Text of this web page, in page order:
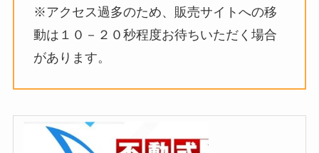
※アクセス過多のため、販売サイトへの移
動は１０－２０秒程度お待ちいただく場合
があります。